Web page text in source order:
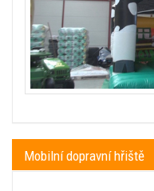
Mobilní dopravní hřiště